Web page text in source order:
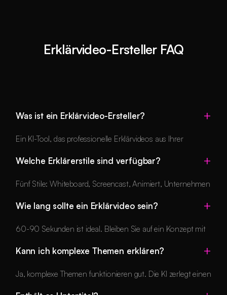
Erklärvideo-Ersteller FAQ
Was ist ein Erklärvideo-Ersteller?
Ein KI-Tool, das professionelle Erklärvideos aus Ihrer
Visuals, Sprachkommentar und Musik.
Welche Erklärerstile sind verfügbar?
Fünf Stile: Whiteboard, Screencast, Animiert, Unternehmen
Wie lang sollte ein Erklärvideo sein?
60-90 Sekunden ist ideal. Bleiben Sie auf ein Konzept mit
Kann ich komplexe Themen erklären?
Ja, komplexe Themen funktionieren gut. Die KI zerlegt einen